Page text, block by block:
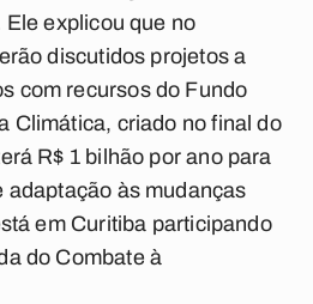
explicou que no
discutidos projetos a
com recursos do Fundo
Climática, criado no final do
R$ 1 bilhão por ano para
adaptação às mudanças
em Curitiba participando
do Combate à